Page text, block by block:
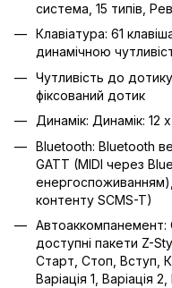
система, 15 типів,
Клавіатура: 61
динамічною
Чутливість до
фіксований дотик
Динамік: Динамік:
Bluetooth: Bluetooth
GATT (MIDI через
контенту SCMS-T)
Автоаккомпанемент:
доступні пакети Z-
Старт, Стоп, Вступ,
Варіація 1, Варіація